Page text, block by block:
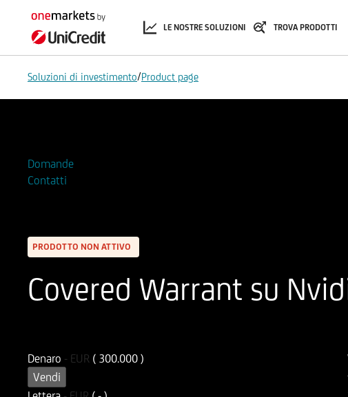
LE NOSTRE SOLUZIONI TROVA PRODOTTI
Soluzioni di investimento/Product page
Domande
Contatti
PRODOTTO NON ATTIVO
Covered Warrant su
Denaro - EUR ( 300.000 )
Vendi